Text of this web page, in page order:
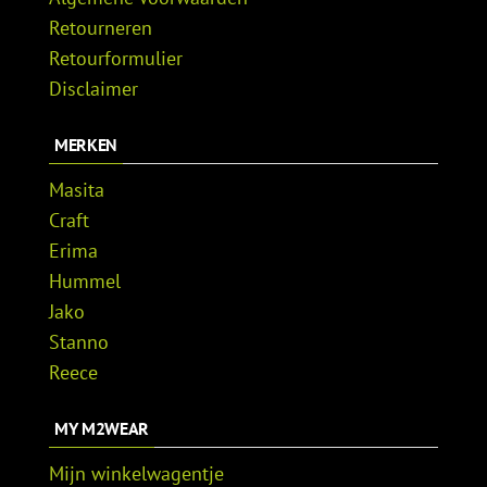
Retourneren
Retourformulier
Disclaimer
MERKEN
Masita
Craft
Erima
Hummel
Jako
Stanno
Reece
MY M2WEAR
Mijn winkelwagentje